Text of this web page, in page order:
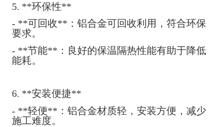
5. **环保性**
- **可回收**：铝合金可回收利用，符合环保
要求。
- **节能**：良好的保温隔热性能有助于降低
能耗。
6. **安装便捷**
- **轻便**：铝合金材质轻，安装方便，减少
施工难度。